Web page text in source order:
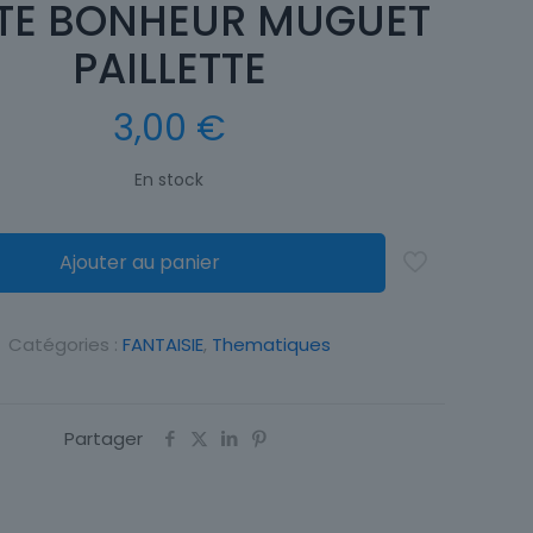
BONHEUR MUGUET
PAILLETTE
3,00 €
En stock
Ajouter au panier
Catégories : FANTAISIE, Thematiques
Partager